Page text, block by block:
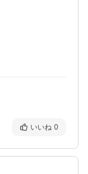
いいね 0